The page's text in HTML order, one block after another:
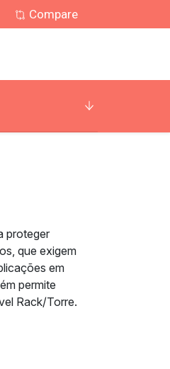
Compare
proteger
que exigem
em
permite
Rack/Torre.